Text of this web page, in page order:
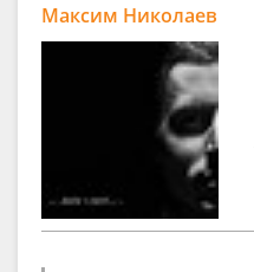
Максим Николаев